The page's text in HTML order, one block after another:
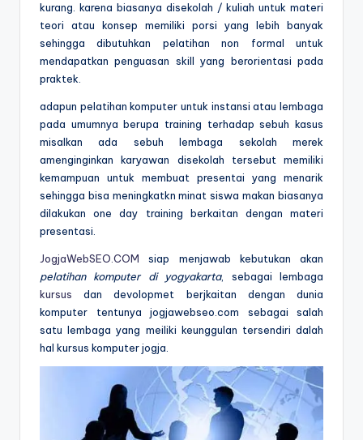
kurang. karena biasanya disekolah / kuliah untuk materi
teori atau konsep memiliki porsi yang lebih banyak
sehingga dibutuhkan pelatihan non formal untuk
mendapatkan penguasan skill yang berorientasi pada
praktek.
adapun pelatihan komputer untuk instansi atau lembaga
pada umumnya berupa training terhadap sebuh kasus
misalkan ada sebuh lembaga sekolah merek
amenginginkan karyawan disekolah tersebut memiliki
kemampuan untuk membuat presentai yang menarik
sehingga bisa meningkatkn minat siswa makan biasanya
dilakukan one day training berkaitan dengan materi
presentasi.
JogjaWebSEO.COM siap menjawab kebutukan akan
pelatihan komputer di yogyakarta, sebagai lembaga
kursus dan devolopmet berjkaitan dengan dunia
komputer tentunya jogjawebseo.com sebagai salah
satu lembaga yang meiliki keunggulan tersendiri dalah
hal kursus komputer jogja.